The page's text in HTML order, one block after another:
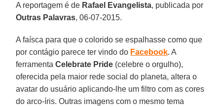
A reportagem é de Rafael Evangelista, publicada por
Outras Palavras, 06-07-2015.
A faísca para que o colorido se espalhasse como que
por contágio parece ter vindo do Facebook. A
ferramentaCelebrate Pride (celebre o orgulho),
oferecida pela maior rede social do planeta, altera o
avatar do usuário aplicando-lhe um filtro com as cores
do arco-íris. Outras imagens com o mesmo tema